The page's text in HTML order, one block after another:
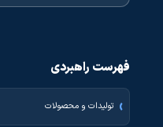
فهرست راهبردی
تولیدات و محصولات